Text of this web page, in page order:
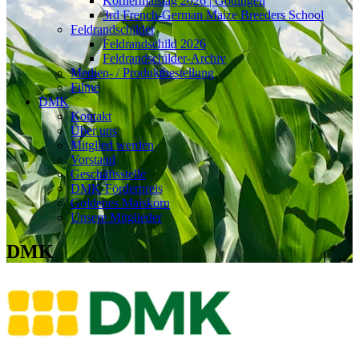
3rd French-German Maize Breeders School
Feldrandschilder
Feldrandschild 2026
Feldrandschilder-Archiv
Medien- / Produktbestellung
Filme
DMK
Kontakt
Über uns
Mitglied werden
Vorstand
Geschäftsstelle
DMK-Förderpreis
Goldenes Maiskorn
Unsere Mitglieder
DMK